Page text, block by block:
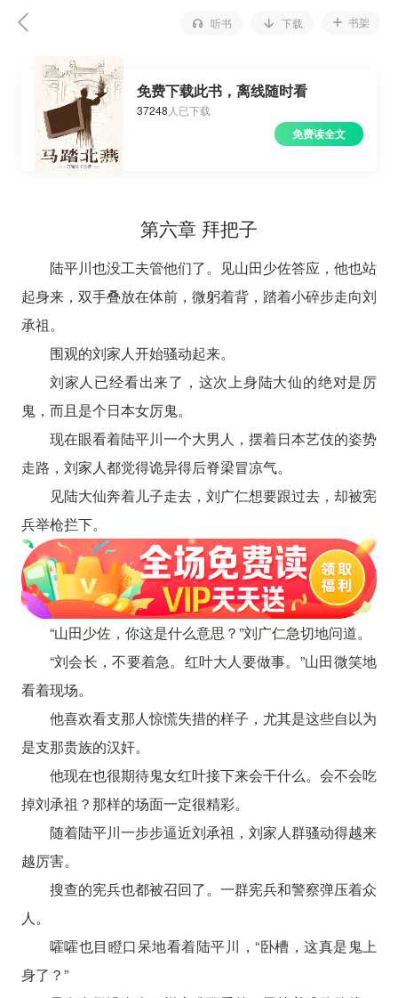
听书 下载 书架
免费下载此书，离线随时看
37248 人已下载
免费读全文
第六章 拜把子
陆平川也没工夫管他们了。见山田少佐答应，他也站
起身来，双手叠放在体前，微躬着背，踏着小碎步走向刘
承祖。
围观的刘家人开始骚动起来。
刘家人已经看出来了，这次上身陆大仙的绝对是厉
鬼，而且是个日本女厉鬼。
现在眼看着陆平川一个大男人，摆着日本艺伎的姿势
走路，刘家人都觉得诡异得后脊梁冒凉气。
见陆大仙奔着儿子走去，刘广仁想要跟过去，却被宪
兵举枪拦下。
“山田少佐，你这是什么意思？”刘广仁急切地问道。
“刘会长，不要着急。红叶大人要做事。”山田微笑地
看着现场。
他喜欢看支那人惊慌失措的样子，尤其是这些自以为
是支那贵族的汉奸。
他现在也很期待鬼女红叶接下来会干什么。会不会吃
掉刘承祖？那样的场面一定很精彩。
随着陆平川一步步逼近刘承祖，刘家人群骚动得越来
越厉害。
搜查的宪兵也都被召回了。一群宪兵和警察弹压着众
人。
嚯嚯也目瞪口呆地看着陆平川，“卧槽，这真是鬼上
身了？”